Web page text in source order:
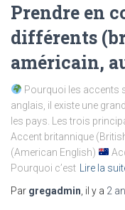
Prendre en
différents
américain,
Pourquoi les accents
anglais, il existe une
les pays. Les trois
Accent britannique
(American English)
Pourquoi c’est
Lire la
Par gregadmin , il y a 2